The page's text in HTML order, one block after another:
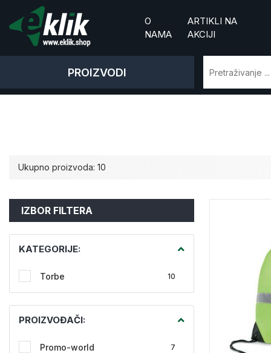
O
NAMA
ARTIKLI NA
AKCIJI
PROIZVODI
Ukupno proizvoda: 10
IZBOR FILTERA
KATEGORIJE:
Torbe 10
PROIZVOĐAČI:
Promo-world 7